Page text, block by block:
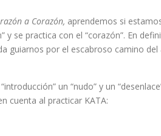
a Corazón, aprendemos si
y se practica con el “corazón”. En
guiarnos por el escabroso camino
un “nudo” y un
cuenta al practicar KATA: